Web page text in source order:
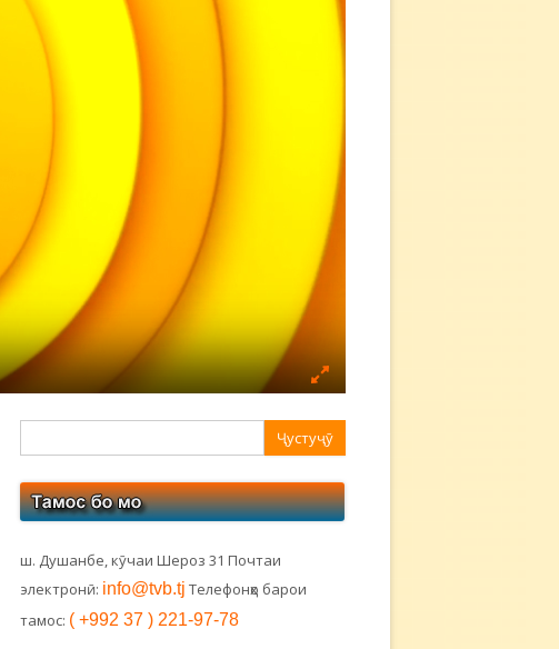
боковая
ш. Душанбе, кӯчаи Шероз 31 Почтаи
электронӣ: info@tvb.tj Телефонҳо барои
тамос: ( +992 37 ) 221-97-78